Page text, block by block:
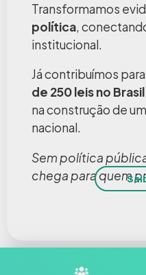
Transformamos
política,
institucional.
Já contribuímos
de 250 leis no Brasil
na construção de
nacional.
Sem política
chega para quem